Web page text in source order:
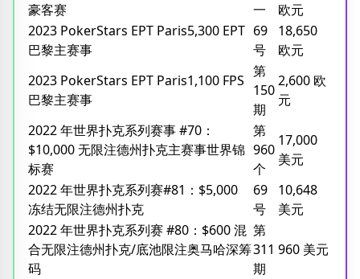
豪客赛
一
欧元
2023 PokerStars EPT Paris5,300 EPT
巴黎主赛事
69
号
18,650
欧元
2023 PokerStars EPT Paris1,100 FPS
巴黎主赛事
第
150
期
2,600 欧
元
2022 年世界扑克系列赛事 #70：
$10,000 无限注德州扑克主赛事世界锦
标赛
第
960
个
17,000
美元
2022 年世界扑克系列赛#81：$5,000
冻结无限注德州扑克
69
号
10,648
美元
2022 年世界扑克系列赛 #80：$600 混
合无限注德州扑克/底池限注奥马哈深筹
码
第
311
期
960 美元